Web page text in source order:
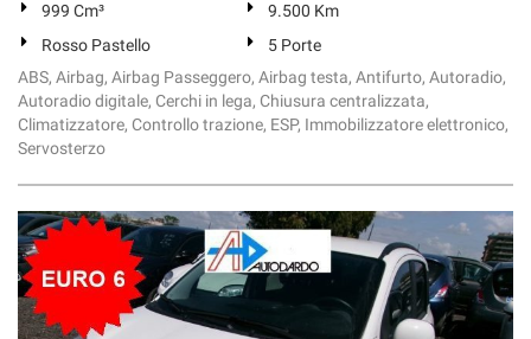
999 Cm³
9.500 Km
Rosso Pastello
5 Porte
ABS, Airbag, Airbag Passeggero, Airbag testa, Antifurto, Autoradio,
Autoradio digitale, Cerchi in lega, Chiusura centralizzata,
Climatizzatore, Controllo trazione, ESP, Immobilizzatore elettronico,
Servosterzo